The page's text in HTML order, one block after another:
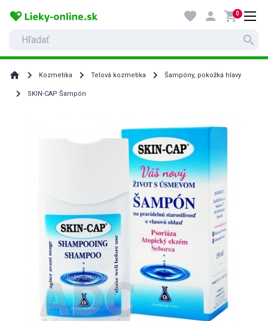
search
favorite person shopping_cart0
home Kozmetika Telová kozmetika Šampóny, pokožka hlavy
SKIN-CAP Šampón